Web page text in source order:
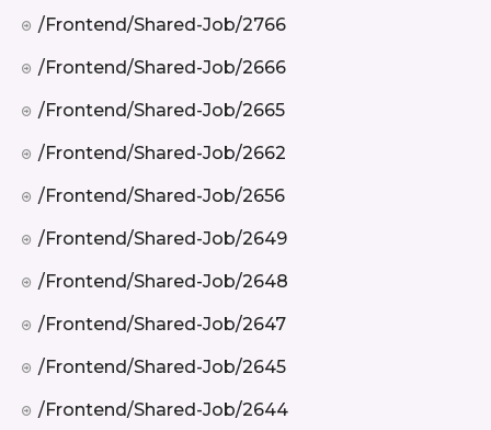
/frontend/shared-Job/2766
/frontend/shared-Job/2666
/frontend/shared-Job/2665
/frontend/shared-Job/2662
/frontend/shared-Job/2656
/frontend/shared-Job/2649
/frontend/shared-Job/2648
/frontend/shared-Job/2647
/frontend/shared-Job/2645
/frontend/shared-Job/2644